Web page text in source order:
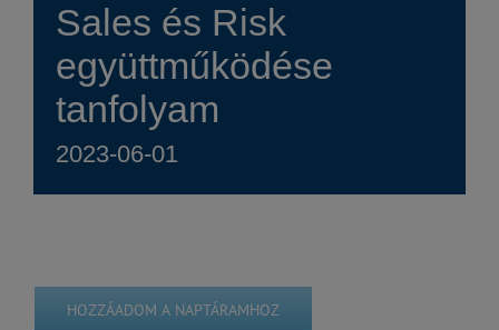
Sales és Risk
együttműködése
tanfolyam
2023-06-01
HOZZÁADOM A NAPTÁRAMHOZ